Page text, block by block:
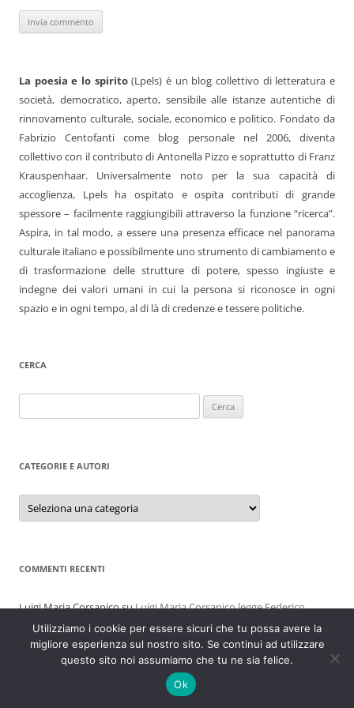
La poesia e lo spirito(Lpels) è un blog collettivo di letteratura e
società, democratico, aperto, sensibile alle istanze autentiche di
rinnovamento culturale, sociale, economico e politico. Fondato da
Fabrizio Centofanti come blog personale nel 2006, diventa
collettivo con il contributo di Antonella Pizzo e soprattutto di Franz
Krauspenhaar. Universalmente noto per la sua capacità di
accoglienza, Lpels ha ospitato e ospita contributi di grande
spessore – facilmente raggiungibili attraverso la funzione “ricerca”.
Aspira, in tal modo, a essere una presenza efficace nel panorama
culturale italiano e possibilmente uno strumento di cambiamento e
di trasformazione delle strutture di potere, spesso ingiuste e
indegne dei valori umani in cui la persona si riconosce in ogni
spazio e in ogni tempo, al di là di credenze e tessere politiche.
CERCA
per:
CATEGORIE E AUTORI
Categorie
autori
COMMENTI RECENTI
Luigi Maria CorsanicosuLuigi Maria Corsanico legge Federico
Garcìa Lorca. 34
Alfonsosu Donare
Luigi Maria Corsanico legge Federico Garcìa Lorca. 34
Utilizziamo i cookie per essere sicuri che tu possa avere la
migliore esperienza sul nostro sito. Se continui ad utilizzare
questo sito noi assumiamo che tu ne sia felice.
Ok